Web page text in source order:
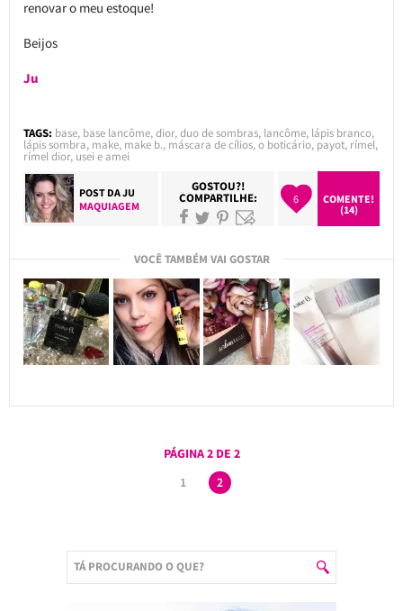
renovar o meu estoque!
Beijos
Ju
TAGS: base, base lancôme,dior,duo de sombras, lancôme, lápis branco,
lápis sombra, make, make b., máscara de cílios,o boticário, payot, rímel,
rímel dior, usei e amei
POST DAJU
MAQUIAGEM
GOSTOU?!
COMPARTILHE: 6
COMENTE!
(14)
VOCÊ TAMBÉM VAI GOSTAR
PÁGINA 2 DE 2
1
2